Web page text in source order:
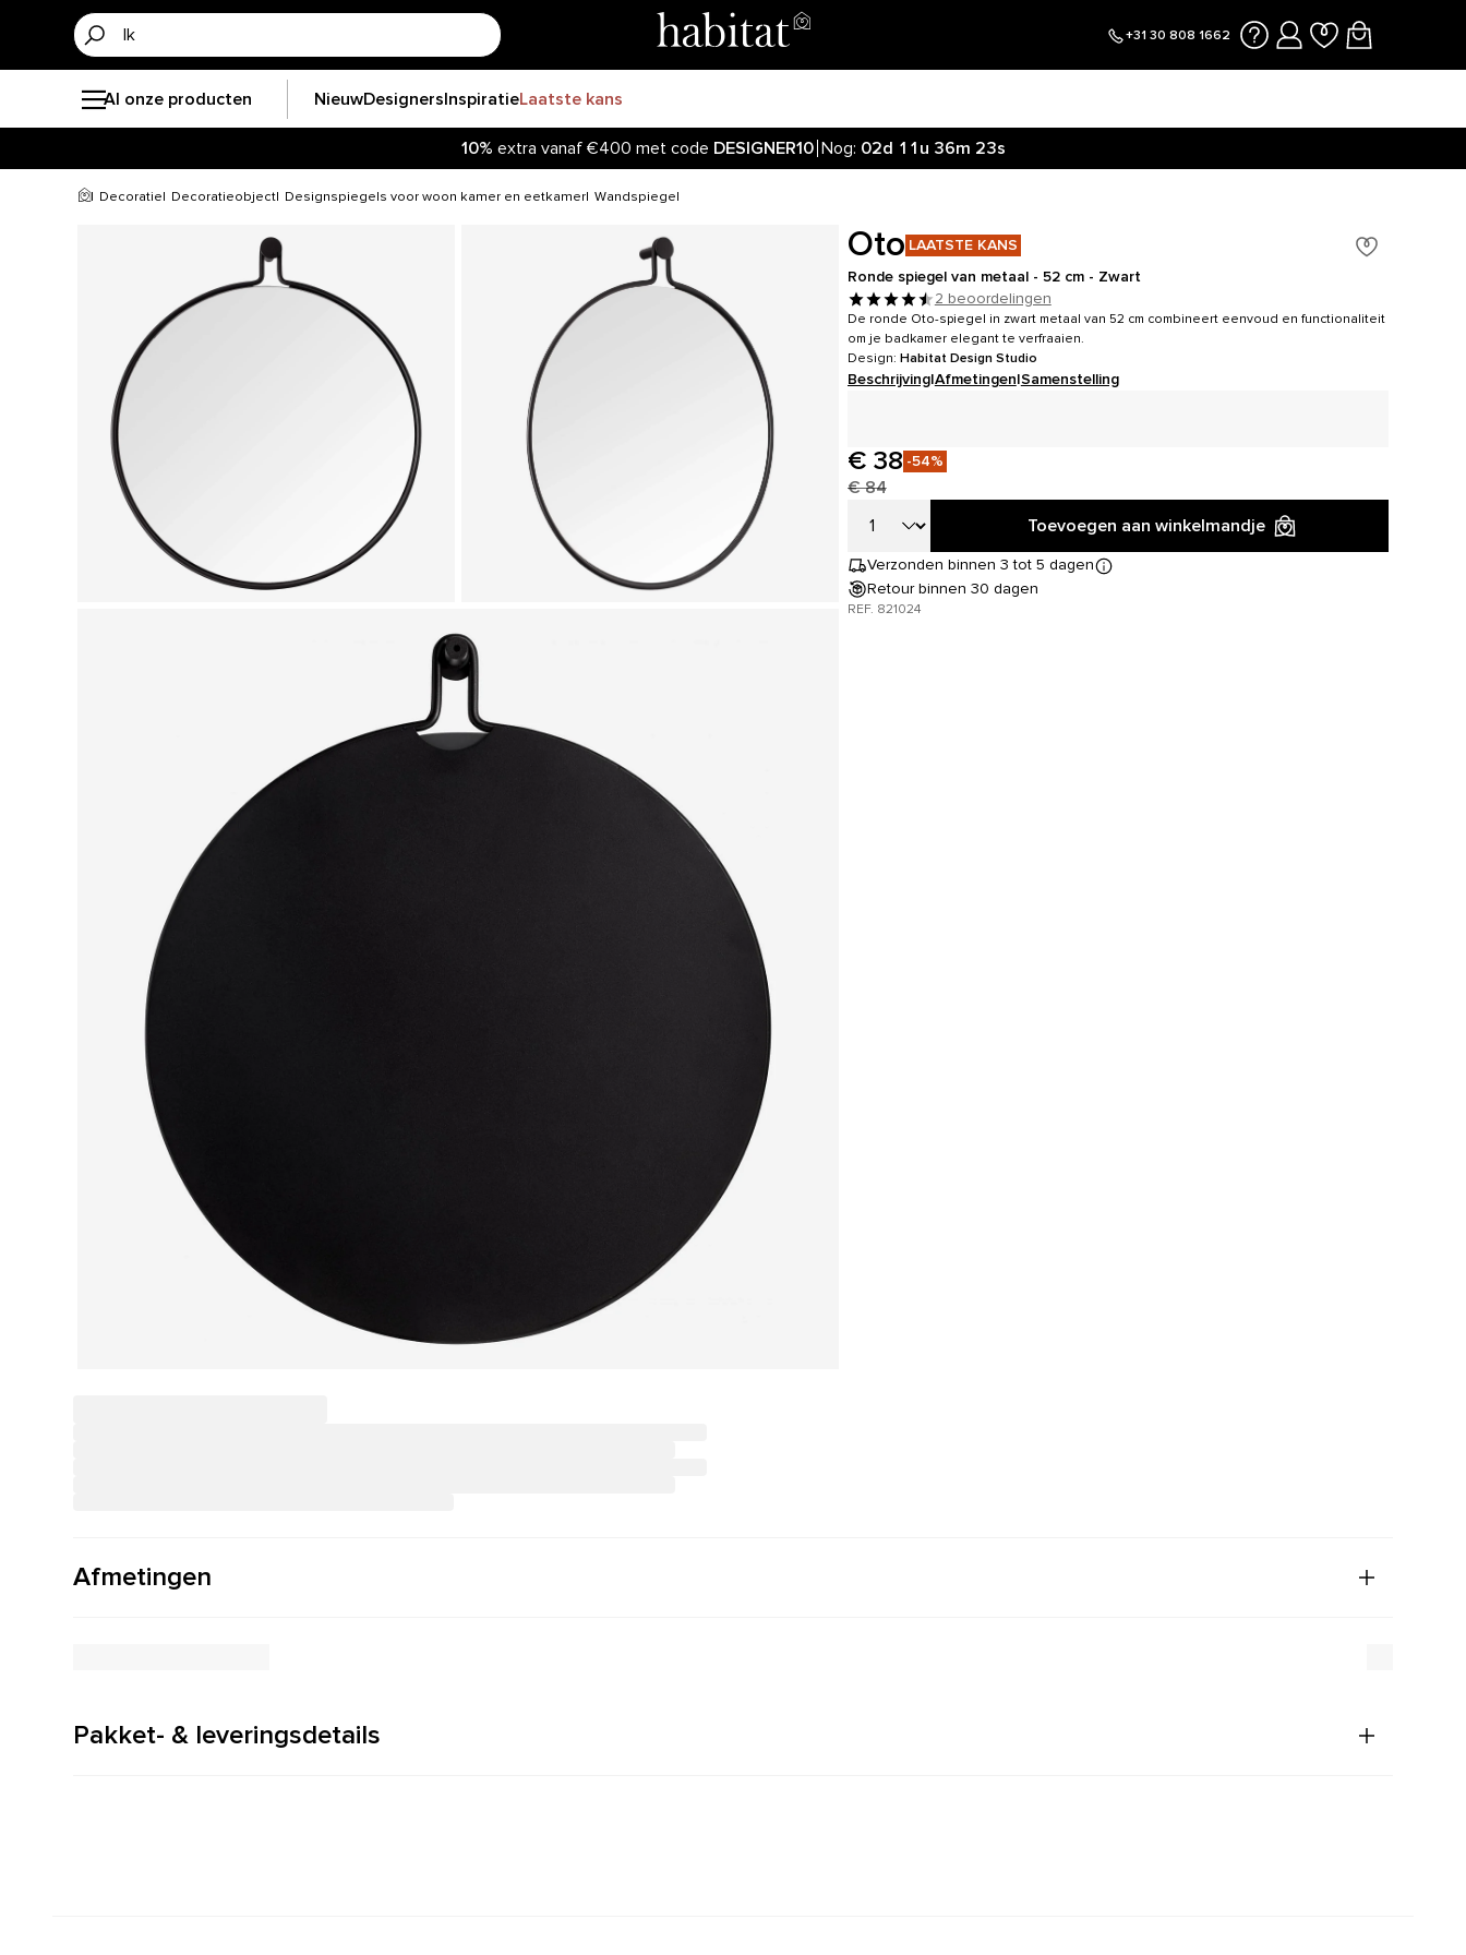
+31 30 808 1662
Al onze producten NieuwDesignersInspiratieLaatste kans
10% extra vanaf €400 met code DESIGNER10 Nog: 02d 11u 36m 22s
Decoratie Decoratieobject Designspiegels voor woon kamer en eetkamer Wandspiegel
Oto LAATSTE KANS
Ronde spiegel van metaal - 52 cm - Zwart
2 beoordelingen
De ronde Oto-spiegel in zwart metaal van 52 cm combineert eenvoud en functionaliteit
om je badkamer elegant te verfraaien.
Design: Habitat Design Studio
Beschrijving|Afmetingen|Samenstelling
€ 38 -54%
€ 84
Toevoegen aan winkelmandje
Verzonden binnen 3 tot 5 dagen
Retour binnen 30 dagen
REF. 821024
Afmetingen
Pakket- & leveringsdetails